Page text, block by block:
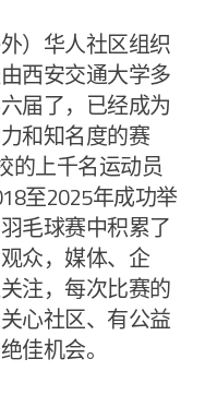
）华人社区组织
西安交通大学多
届了，已经成为
和知名度的赛
的上千名运动员
至2025年成功举
毛球赛中积累了
众，媒体、企
注，每次比赛的
心社区、有公益
佳机会。